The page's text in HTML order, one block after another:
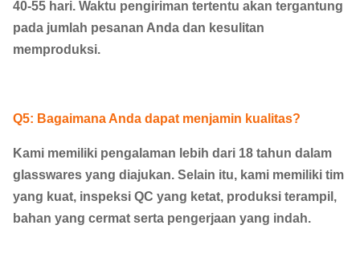
40-55 hari. Waktu pengiriman tertentu akan tergantung
pada jumlah pesanan Anda dan kesulitan
memproduksi.
Q5: Bagaimana Anda dapat menjamin kualitas?
Kami memiliki pengalaman lebih dari 18 tahun dalam
glasswares yang diajukan. Selain itu, kami memiliki tim
yang kuat, inspeksi QC yang ketat, produksi terampil,
bahan yang cermat serta pengerjaan yang indah.